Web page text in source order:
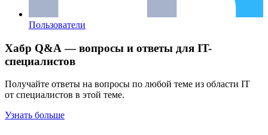
Пользователи
Хабр Q&A — вопросы и ответы для IT-
специалистов
Получайте ответы на вопросы по любой теме из области IT
от специалистов в этой теме.
Узнать больше